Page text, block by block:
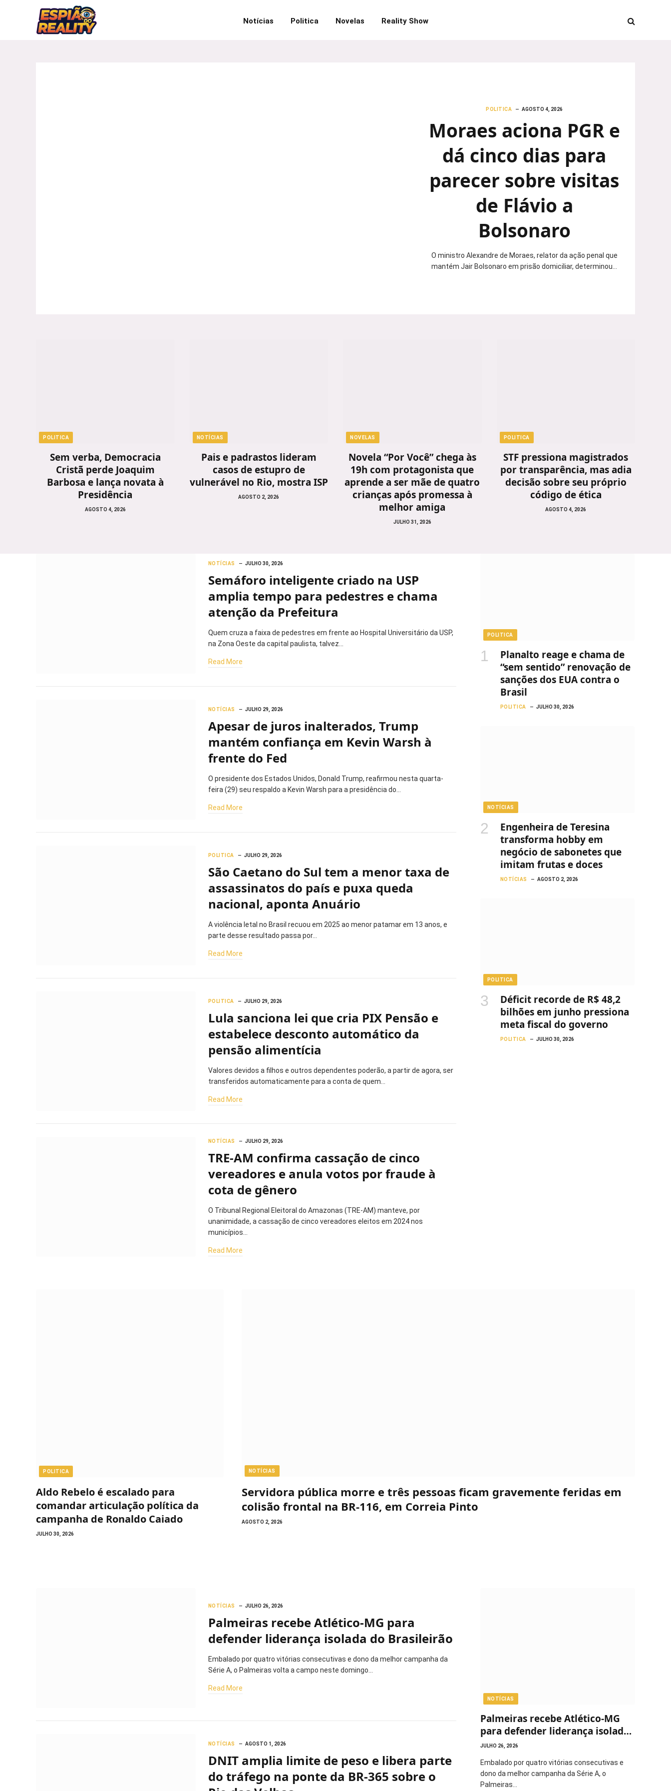
Notícias Politica Novelas Reality Show
POLITICA AGOSTO 4, 2026
Moraes aciona PGR e
dá cinco dias para
parecer sobre visitas
de Flávio a
Bolsonaro
O ministro Alexandre de Moraes, relator da ação penal que
mantém Jair Bolsonaro em prisão domiciliar, determinou…
POLITICA
Sem verba, Democracia
Cristã perde Joaquim
Barbosa e lança novata à
Presidência
AGOSTO 4, 2026
NOTÍCIAS
Pais e padrastos lideram
casos de estupro de
vulnerável no Rio, mostra ISP
AGOSTO 2, 2026
NOVELAS
Novela “Por Você” chega às
19h com protagonista que
aprende a ser mãe de quatro
crianças após promessa à
melhor amiga
JULHO 31, 2026
POLITICA
STF pressiona magistrados
por transparência, mas adia
decisão sobre seu próprio
código de ética
AGOSTO 4, 2026
NOTÍCIAS JULHO 30, 2026
Semáforo inteligente criado na USP
amplia tempo para pedestres e chama
atenção da Prefeitura
Quem cruza a faixa de pedestres em frente ao Hospital Universitário da USP,
na Zona Oeste da capital paulista, talvez…
Read More
NOTÍCIAS JULHO 29, 2026
Apesar de juros inalterados, Trump
mantém confiança em Kevin Warsh à
frente do Fed
O presidente dos Estados Unidos, Donald Trump, reafirmou nesta quarta-
feira (29) seu respaldo a Kevin Warsh para a presidência do…
Read More
POLITICA JULHO 29, 2026
São Caetano do Sul tem a menor taxa de
assassinatos do país e puxa queda
nacional, aponta Anuário
A violência letal no Brasil recuou em 2025 ao menor patamar em 13 anos, e
parte desse resultado passa por…
Read More
POLITICA JULHO 29, 2026
Lula sanciona lei que cria PIX Pensão e
estabelece desconto automático da
pensão alimentícia
Valores devidos a filhos e outros dependentes poderão, a partir de agora, ser
transferidos automaticamente para a conta de quem…
Read More
NOTÍCIAS JULHO 29, 2026
TRE-AM confirma cassação de cinco
vereadores e anula votos por fraude à
cota de gênero
O Tribunal Regional Eleitoral do Amazonas (TRE-AM) manteve, por
unanimidade, a cassação de cinco vereadores eleitos em 2024 nos
municípios…
Read More
POLITICA
Planalto reage e chama de
“sem sentido” renovação de
sanções dos EUA contra o
Brasil
POLITICA JULHO 30, 2026
NOTÍCIAS
Engenheira de Teresina
transforma hobby em
negócio de sabonetes que
imitam frutas e doces
NOTÍCIAS AGOSTO 2, 2026
POLITICA
Déficit recorde de R$ 48,2
bilhões em junho pressiona
meta fiscal do governo
POLITICA JULHO 30, 2026
POLITICA
Aldo Rebelo é escalado para
comandar articulação política da
campanha de Ronaldo Caiado
JULHO 30, 2026
NOTÍCIAS
Servidora pública morre e três pessoas ficam gravemente feridas em
colisão frontal na BR-116, em Correia Pinto
AGOSTO 2, 2026
NOTÍCIAS JULHO 26, 2026
Palmeiras recebe Atlético-MG para
defender liderança isolada do Brasileirão
Embalado por quatro vitórias consecutivas e dono da melhor campanha da
Série A, o Palmeiras volta a campo neste domingo…
Read More
NOTÍCIAS AGOSTO 1, 2026
DNIT amplia limite de peso e libera parte
do tráfego na ponte da BR-365 sobre o
NOTÍCIAS
Palmeiras recebe Atlético-MG
para defender liderança isolada
do Brasileirão
JULHO 26, 2026
Embalado por quatro vitórias consecutivas e
dono da melhor campanha da Série A, o
Palmeiras…